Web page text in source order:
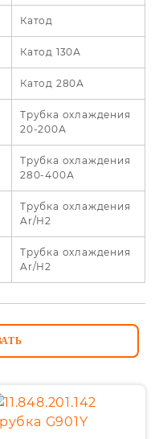
Катод
Катод 130А
Катод 280А
Трубка охлаждения
20-200А
Трубка охлаждения
280-400А
Трубка охлаждения
Ar/H2
Трубка охлаждения
Ar/H2